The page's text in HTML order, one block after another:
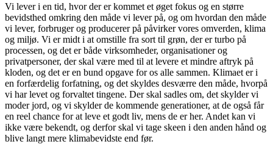
Vi lever i en tid, hvor der er kommet et øget fokus og en større
bevidsthed omkring den måde vi lever på, og om hvordan den måde
vi lever, forbruger og producerer på påvirker vores omverden, klima
og miljø. Vi er midt i at omstille fra sort til grøn, der er turbo på
processen, og det er både virksomheder, organisationer og
privatpersoner, der skal være med til at levere et mindre aftryk på
kloden, og det er en bund opgave for os alle sammen. Klimaet er i
en forfærdelig forfatning, og det skyldes desværre den måde, hvorpå
vi har levet og forvaltet tingene. Der skal sadles om, det skylder vi
moder jord, og vi skylder de kommende generationer, at de også får
en reel chance for at leve et godt liv, mens de er her. Andet kan vi
ikke være bekendt, og derfor skal vi tage skeen i den anden hånd og
blive langt mere klimabevidste end før.